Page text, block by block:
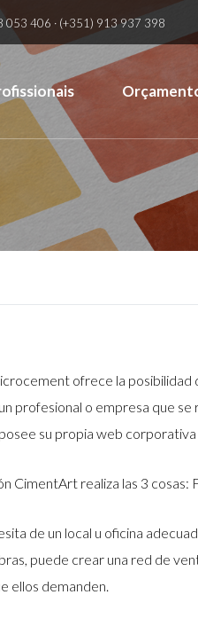
053 406 · (+351) 913 937 398
ofrece la posibilidad
profesional o empresa que se
su propia web
CimentArt realiza las 3
de un local u oficina
puede crear una red de
ellos demanden.